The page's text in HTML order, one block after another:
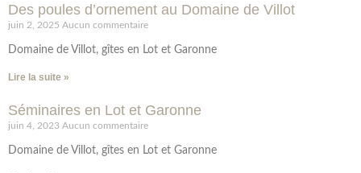
Des poules d’ornement au Domaine de Villot
juin 2, 2025 Aucun commentaire
Domaine de Villot, gîtes en Lot et Garonne
Lire la suite »
Séminaires en Lot et Garonne
juin 4, 2023 Aucun commentaire
Domaine de Villot, gîtes en Lot et Garonne